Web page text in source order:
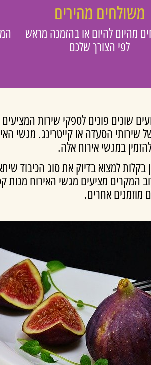
משולחים מהירים
מהיום להיום או בהזמנה מראש
לפי הצורך שלכם
שונים פונים לספקי שירות המציעים
הסעדה או קייטרינג. מגשי
במגשי אירוח אלה.
למצוא בדיוק את סוג הכיבוד
המקרים מציעים מגשי האירוח מנות
מוזמנים אחרים.
מתוק
₪330.00
-